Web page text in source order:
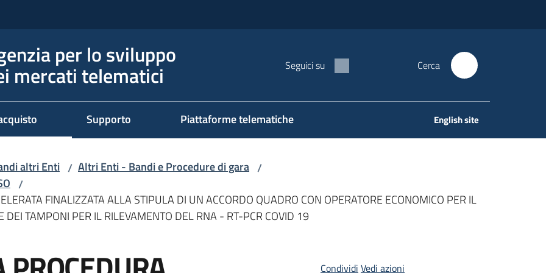
per lo sviluppo
mercati telematici Seguici su Cerca
Supporto Piattaforme telematiche English site
altri Enti / Altri Enti - Bandi e Procedure di gara /
/
FINALIZZATA ALLA STIPULA DI UN ACCORDO QUADRO CON OPERATORE ECONOMICO PER IL
DEI TAMPONI PER IL RILEVAMENTO DEL RNA - RT-PCR COVID 19
Condividi Vedi azioni